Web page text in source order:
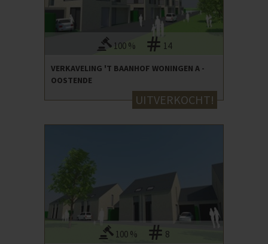
100 % 14
VERKAVELING 'T BAANHOF WONINGEN A -
OOSTENDE
UITVERKOCHT!
100 % 8